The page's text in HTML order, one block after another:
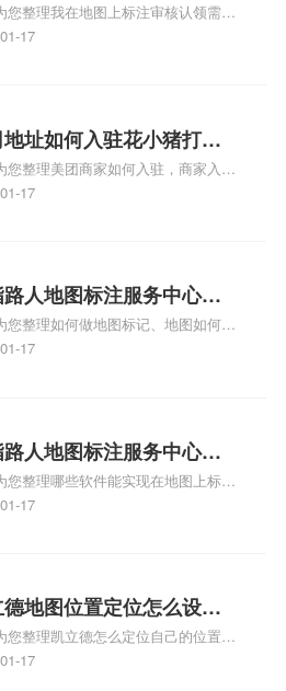
？公司地址认领地图标
审核？
您整理我在地图上标注审核认领需要
我在地图上标注审核认领需要多久
看下方正文！
17
址如何入驻花小猪打车
记？指路人地图标注服
铺如何入驻花小猪打车
您整理美团商家如何入驻，商家入驻
商家如何入驻地图、如何入驻地:、
17
人地图标注服务中心如
小猪打车地图位置标
指路人地图标注服务中
您整理如何做地图标记、地图如何做
so搜街景中如何做标记、360e启花贷
标注知识，详情可查看下方正文！
17
人地图标注服务中心地
地址标记？门指路人地
服务中心苹果地图位置
您整理哪些软件能实现在地图上标记
人地图标注服务中心位置、门指路人
人地图标注服务中心地址标注上地图
相关地图标注知识，详情可查看下方
17
地图位置定位怎么设置
指路人地图标注服务中
凯立德地图位置定位怎
您整理凯立德怎么定位自己的位置
机凯立德地图定位怎么设置往上走、
17